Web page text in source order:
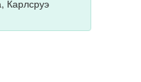
Карлсруэ